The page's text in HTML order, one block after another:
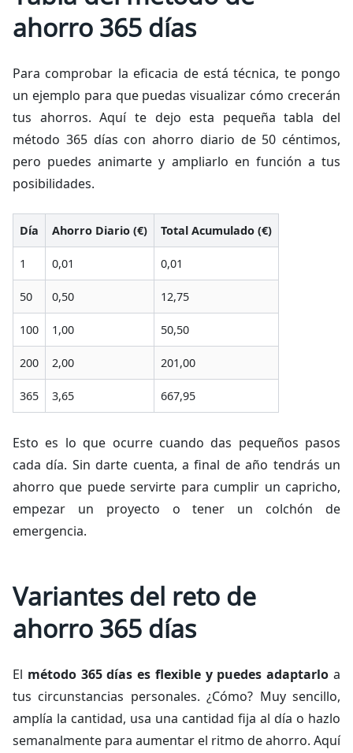
ahorro 365 días
Para comprobar la eficacia de está técnica, te pongo
un ejemplo para que puedas visualizar cómo crecerán
tus ahorros. Aquí te dejo esta pequeña tabla del
método 365 días con ahorro diario de 50 céntimos,
pero puedes animarte y ampliarlo en función a tus
posibilidades.
Día Ahorro Diario (€) Total Acumulado (€)
1 0,01 0,01
50 0,50 12,75
100 1,00 50,50
200 2,00 201,00
365 3,65 667,95
Esto es lo que ocurre cuando das pequeños pasos
cada día. Sin darte cuenta, a final de año tendrás un
ahorro que puede servirte para cumplir un capricho,
empezar un proyecto o tener un colchón de
emergencia.
Variantes del reto de
ahorro 365 días
El método 365 días es flexible y puedes adaptarlo a
tus circunstancias personales. ¿Cómo? Muy sencillo,
amplía la cantidad, usa una cantidad fija al día o hazlo
semanalmente para aumentar el ritmo de ahorro. Aquí